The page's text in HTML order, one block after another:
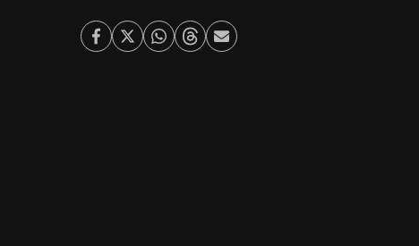
Facebook
TwitterWhatsapp
ThreadsEnviar